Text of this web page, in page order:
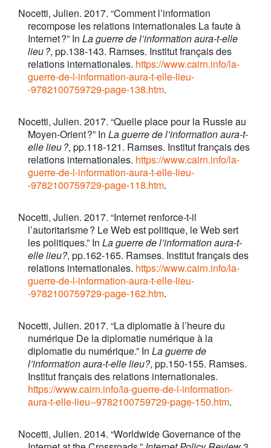
Nocetti, Julien. 2017. “Comment l’information
recompose les relations internationales La faute à
Internet ?” In La guerre de l’information aura-t-elle
lieu ?, pp.138-143. Ramses. Institut français des
relations internationales. https://www.cairn.info/la-
guerre-de-l-information-aura-t-elle-lieu-
-9782100759729-page-138.htm.
Nocetti, Julien. 2017. “Quelle place pour la Russie au
Moyen-Orient ?” In La guerre de l’information aura-t-
elle lieu ?, pp.118-121. Ramses. Institut français des
relations internationales. https://www.cairn.info/la-
guerre-de-l-information-aura-t-elle-lieu-
-9782100759729-page-118.htm.
Nocetti, Julien. 2017. “Internet renforce-t-il
l’autoritarisme ? Le Web est politique, le Web sert
les politiques.” In La guerre de l’information aura-t-
elle lieu?, pp.162-165. Ramses. Institut français des
relations internationales. https://www.cairn.info/la-
guerre-de-l-information-aura-t-elle-lieu-
-9782100759729-page-162.htm.
Nocetti, Julien. 2017. “La diplomatie à l’heure du
numérique De la diplomatie numérique à la
diplomatie du numérique.” In La guerre de
l’information aura-t-elle lieu?, pp.150-155. Ramses.
Institut français des relations internationales.
https://www.cairn.info/la-guerre-de-l-information-
aura-t-elle-lieu--9782100759729-page-150.htm.
Nocetti, Julien. 2014. “Worldwide Governance of the